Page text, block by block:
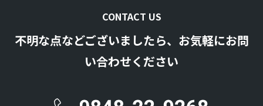
CONTACT US
不明な点などございましたら、お気軽にお問
い合わせください